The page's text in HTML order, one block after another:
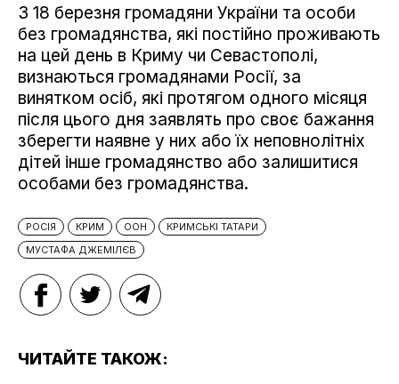
З 18 березня громадяни України та особи
без громадянства, які постійно проживають
на цей день в Криму чи Севастополі,
визнаються громадянами Росії, за
винятком осіб, які протягом одного місяця
після цього дня заявлять про своє бажання
зберегти наявне у них або їх неповнолітніх
дітей інше громадянство або залишитися
особами без громадянства.
РОСІЯ КРИМ ООН
КРИМСЬКІ ТАТАРИ
МУСТАФА ДЖЕМІЛЄВ
ЧИТАЙТЕ ТАКОЖ: